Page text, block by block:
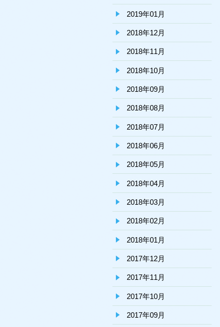
2019年01月
2018年12月
2018年11月
2018年10月
2018年09月
2018年08月
2018年07月
2018年06月
2018年05月
2018年04月
2018年03月
2018年02月
2018年01月
2017年12月
2017年11月
2017年10月
2017年09月